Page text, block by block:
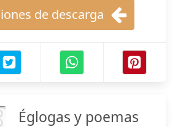
de descarga
Églogas y poemas